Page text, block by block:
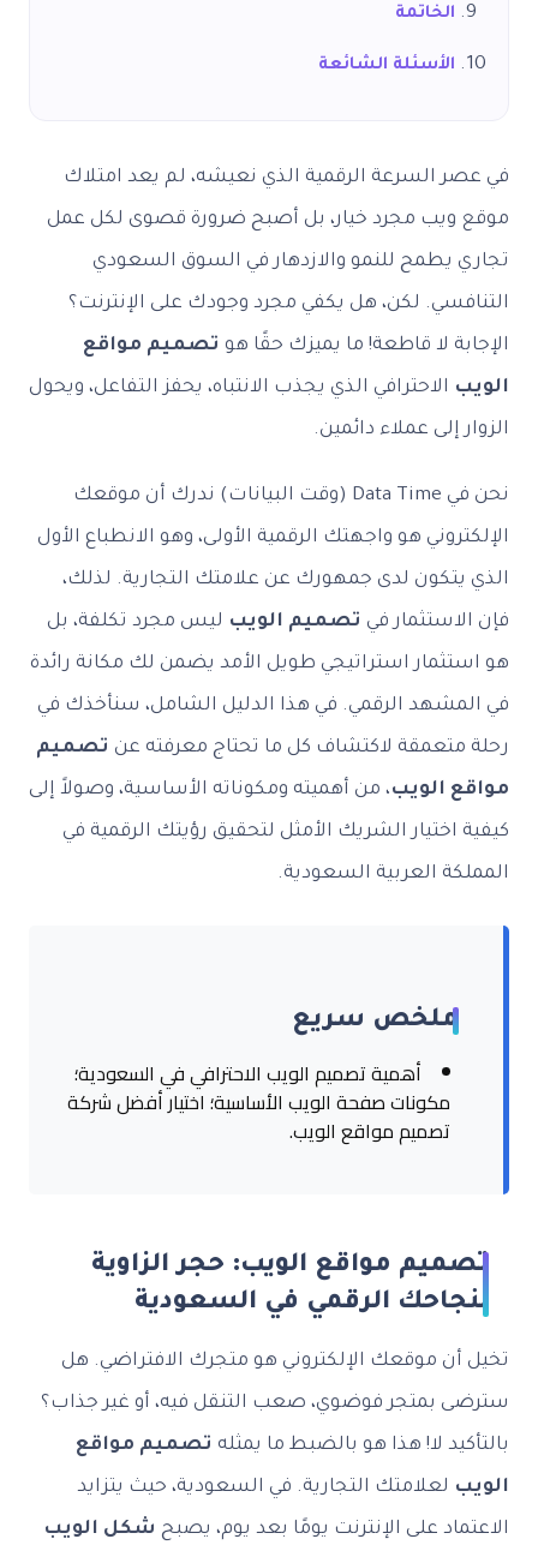
الخاتمة
الأسئلة الشائعة
في عصر السرعة الرقمية الذي نعيشه، لم يعد امتلاك
موقع ويب مجرد خيار، بل أصبح ضرورة قصوى لكل عمل
تجاري يطمح للنمو والازدهار في السوق السعودي
التنافسي. لكن، هل يكفي مجرد وجودك على الإنترنت؟
الإجابة لا قاطعة! ما يميزك حقًا هو تصميم مواقع
الويب الاحترافي الذي يجذب الانتباه، يحفز التفاعل، ويحول
الزوار إلى عملاء دائمين.
نحن في Data Time (وقت البيانات) ندرك أن موقعك
الإلكتروني هو واجهتك الرقمية الأولى، وهو الانطباع الأول
الذي يتكون لدى جمهورك عن علامتك التجارية. لذلك،
فإن الاستثمار في تصميم الويب ليس مجرد تكلفة، بل
هو استثمار استراتيجي طويل الأمد يضمن لك مكانة رائدة
في المشهد الرقمي. في هذا الدليل الشامل، سنأخذك في
رحلة متعمقة لاكتشاف كل ما تحتاج معرفته عن تصميم
مواقع الويب، من أهميته ومكوناته الأساسية، وصولاً إلى
كيفية اختيار الشريك الأمثل لتحقيق رؤيتك الرقمية في
المملكة العربية السعودية.
ملخص سريع
أهمية تصميم الويب الاحترافي في السعودية؛
مكونات صفحة الويب الأساسية؛ اختيار أفضل شركة
تصميم مواقع الويب.
تصميم مواقع الويب: حجر الزاوية
لنجاحك الرقمي في السعودية
تخيل أن موقعك الإلكتروني هو متجرك الافتراضي. هل
سترضى بمتجر فوضوي، صعب التنقل فيه، أو غير جذاب؟
بالتأكيد لا! هذا هو بالضبط ما يمثله تصميم مواقع
الويب لعلامتك التجارية. في السعودية، حيث يتزايد
الاعتماد على الإنترنت يومًا بعد يوم، يصبح شكل الويب